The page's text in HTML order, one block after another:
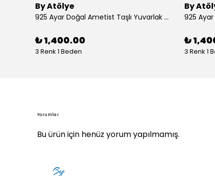
By Atölye
925 Ayar Doğal Ametist Taşlı Yuvarlak Gümüş Yüzük
₺ 1,400.00
3 Renk 1 Beden
By
₺
3 Renk 1
Yorumlar
Bu ürün için henüz yorum yapılmamış.